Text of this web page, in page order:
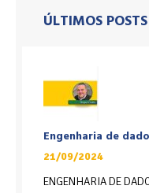
ÚLTIMOS
Engenharia de
21/09/2024
ENGENHARIA DE